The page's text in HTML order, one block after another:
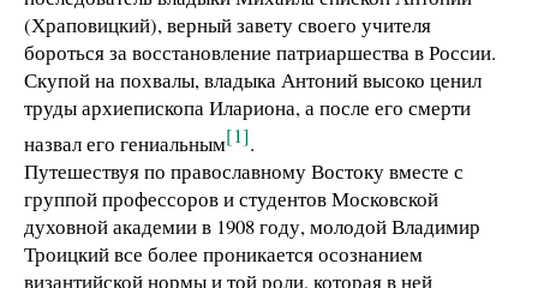
(Храповицкий), верный завету своего учителя
бороться за восстановление патриаршества в России.
Скупой на похвалы, владыка Антоний высоко ценил
труды архиепископа Илариона, а после его смерти
назвал его гениальным[1].
Путешествуя по православному Востоку вместе с
группой профессоров и студентов Московской
духовной академии в 1908 году, молодой Владимир
Троицкий все более проникается осознанием
византийской нормы и той роли, которая в ней